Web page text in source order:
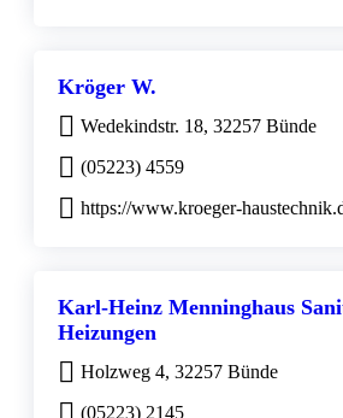
Kröger W.
Wedekindstr. 18, 32257 Bünde
(05223) 4559
https://www.kroeger-
Karl-Heinz Menninghaus
Heizungen
Holzweg 4, 32257 Bünde
(05223) 2145